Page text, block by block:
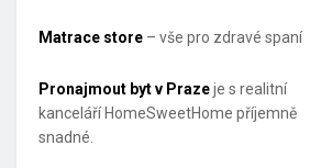
Matrace store – vše pro zdravé spaní
Pronajmout byt v Prazeje s realitní
kanceláří HomeSweetHome příjemně
snadné.